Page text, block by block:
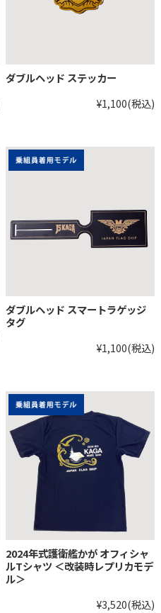
ダブルヘッド ステッカー
¥1,100(税込)
ダブルヘッド スマートラゲッジ
タグ
¥1,100(税込)
2024年式護衛艦かが オフィシャ
ルTシャツ ＜改装時レプリカモデ
ル＞
¥3,520(税込)